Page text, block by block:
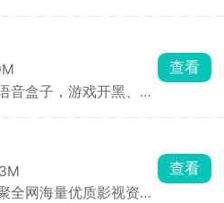
体验完善，可自由切换
画质随心选，支持播放
支持一键投屏到大屏，
追剧十分实用。
音盒子，游戏开黑、社
音。悬浮窗快捷播放，
、微信QQ聊天时，点
声，支持延时播放、循
查看
全网海量优质影视资
查看